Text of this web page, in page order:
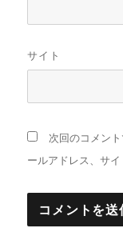
サイト
次回のコメン
ールアドレス、サイ